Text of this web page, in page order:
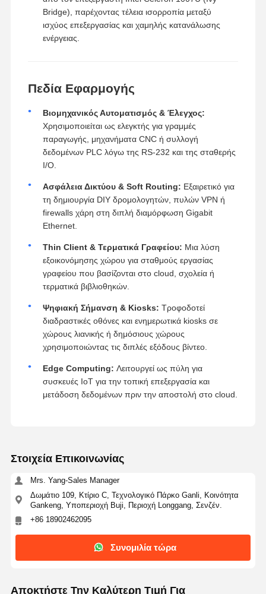
Bridge), παρέχοντας τέλεια ισορροπία μεταξύ
ισχύος επεξεργασίας και χαμηλής κατανάλωσης
ενέργειας.
Πεδία Εφαρμογής
Βιομηχανικός Αυτοματισμός & Έλεγχος:
Χρησιμοποιείται ως ελεγκτής για γραμμές
παραγωγής, μηχανήματα CNC ή συλλογή
δεδομένων PLC λόγω της RS-232 και της σταθερής
I/O.
Ασφάλεια Δικτύου & Soft Routing: Εξαιρετικό για
τη δημιουργία DIY δρομολογητών, πυλών VPN ή
firewalls χάρη στη διπλή διαμόρφωση Gigabit
Ethernet.
Thin Client & Τερματικά Γραφείου: Μια λύση
εξοικονόμησης χώρου για σταθμούς εργασίας
γραφείου που βασίζονται στο cloud, σχολεία ή
τερματικά βιβλιοθηκών.
Ψηφιακή Σήμανση & Kiosks: Τροφοδοτεί
διαδραστικές οθόνες και ενημερωτικά kiosks σε
χώρους λιανικής ή δημόσιους χώρους
χρησιμοποιώντας τις διπλές εξόδους βίντεο.
Edge Computing: Λειτουργεί ως πύλη για
συσκευές IoT για την τοπική επεξεργασία και
μετάδοση δεδομένων πριν την αποστολή στο cloud.
Στοιχεία Επικοινωνίας
Mrs. Yang-Sales Manager
Δωμάτιο 109, Κτίριο C, Τεχνολογικό Πάρκο Ganli, Κοινότητα
Gankeng, Υποπεριοχή Buji, Περιοχή Longgang, Σενζέν.
+86 18902462095
Συνομιλία τώρα
Αποκτήστε Την Καλύτερη Τιμή Για